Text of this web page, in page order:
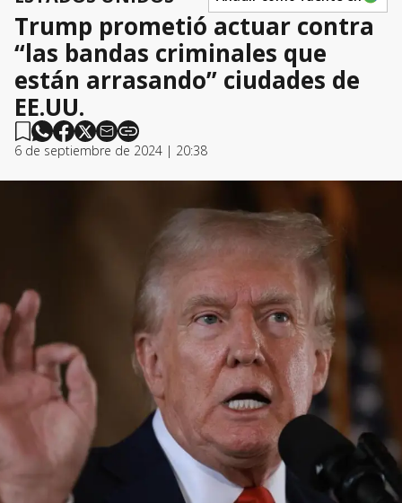
Trump prometió actuar contra
“las bandas criminales que
están arrasando” ciudades de
EE.UU.
6 de septiembre de 2024 | 20:38